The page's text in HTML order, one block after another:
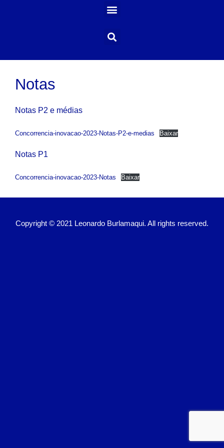
Notas
Notas P2 e médias
Concorrencia-inovacao-2023-Notas-P2-e-medias Baixar
Notas P1
Concorrencia-inovacao-2023-Notas Baixar
Copyright © 2021 Leonardo Burlamaqui. All rights reserved.